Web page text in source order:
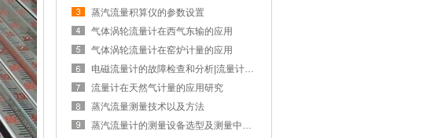
蒸汽流量积算仪的参数设置
气体涡轮流量计在西气东输的应用
气体涡轮流量计在窑炉计量的应用
电磁流量计的故障检查和分析|流量计问题解决办法
流量计在天然气计量的应用研究
蒸汽流量测量技术以及方法
蒸汽流量计的测量设备选型及测量中存在的问题